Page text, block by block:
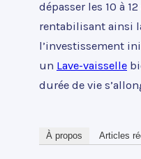
dépasser les 10 à
rentabilisant ainsi
l’investissement
un Lave-vaisselle
durée de vie
À propos Articles